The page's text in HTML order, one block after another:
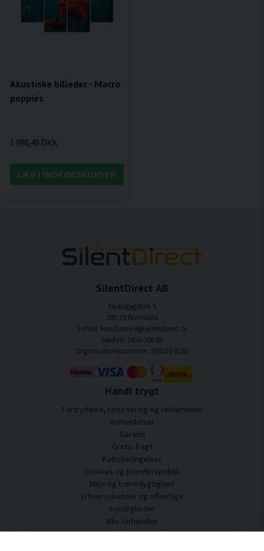
Akustiske billeder - Macro
poppies
1 998,49 DKK
LÆG I INDKØBSKURVEN
SilentDirect AB
Nyängsgatan 6
295 39 Bromölla
E-mail: kundservice@silentdirect.se
Telefon: 0456-100 00
Organisationsnummer: 559330-3166
Handl trygt
Fortrydelse, returnering og reklamation
Anmeldelser
Garanti
Gratis fragt
Købsbetingelser
Cookies og privatlivspolitik
Miljø og bæredygtighed
Erhvervskunder og offentlige
myndigheder
Bliv forhandler
Nogle af vores kunder